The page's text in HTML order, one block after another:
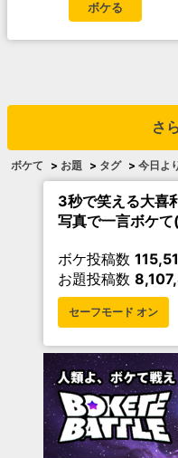
ボケる
さ
ボケて > お題 > タグ > 今日よ
3秒で笑える大喜
写真で一言ボケ
ボケ投稿数
お題投稿数
セーフモード オン